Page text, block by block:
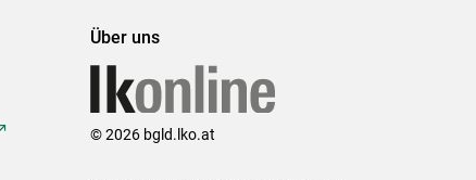
Über uns
© 2026 bgld.lko.at